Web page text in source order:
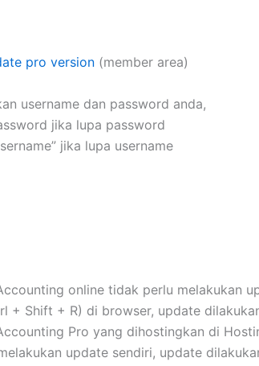
pro version (member area)
username dan password anda,
jika lupa password
jika lupa username
online tidak perlu melakukan
+ Shift + R) di browser, update
Pro yang dihostingkan di
update sendiri, update